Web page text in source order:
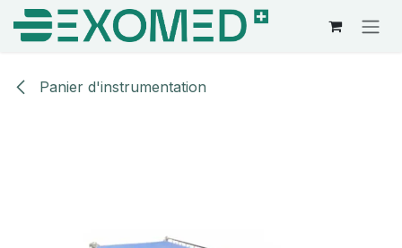
Se rendre au contenu
Panier d'instrumentation